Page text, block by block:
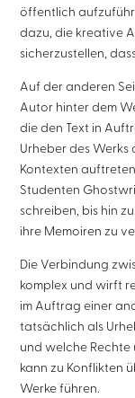
öffentlich
dazu, die kreative
sicherzustellen,
Auf der anderen
Autor hinter dem
die den Text in
Urheber des Werks
Kontexten
Studenten
schreiben, bis hin
ihre Memoiren zu
Die Verbindung
komplex und wirft
im Auftrag einer
tatsächlich als
und welche Rechte
kann zu Konflikten
Werke führen.